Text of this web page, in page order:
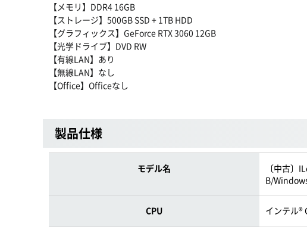
【メモリ】DDR4 16GB
【ストレージ】500GB SSD + 1TB HDD
【グラフィックス】GeForce RTX 3060 12GB
【光学ドライブ】DVD RW
【有線LAN】あり
【無線LAN】なし
【Office】Officeなし
製品仕様
モデル名
〔中古〕
B/
CPU インテル®